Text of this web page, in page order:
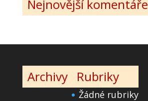
Nejnovější komentáře
Archivy Rubriky
Žádné rubriky